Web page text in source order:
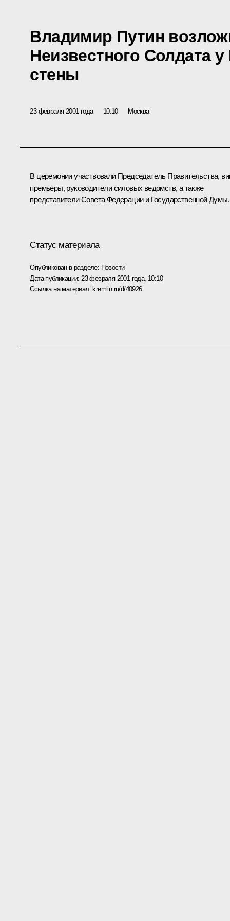
Владимир Путин
Неизвестного Солдата
стены
23 февраля 2001 года 10:10 Москва
В церемонии участвовали Председатель Правительства,
премьеры, руководители силовых ведомств, а также
представители Совета Федерации и Государственной Думы.
Статус материала
Опубликован в разделе: Новости
Дата публикации: 23 февраля 2001 года, 10:10
Ссылка на материал:kremlin.ru/d/40926